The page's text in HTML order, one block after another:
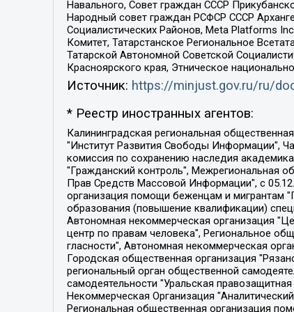
Навального, Совет граждан СССР
Народный совет граждан РСФСР СССР
Социалистических Районов, Meta Platforms
Комитет, Татарстанское Региональное
Татарской Автономной Советской
Красноярского края, Этническое
Источник: https://minjust.gov.ru/ru/
* Реестр иностранных агентов:
Калининградская региональная общественная организация "Экозащита!-Женсовет", Фонд содействия защите прав и свобод граждан "Общественный вердикт", Фонд "Институт Развития Свободы Информации", Частное учреждение "Информационное агентство МЕМО. РУ", Региональная общественная организация "Общественная комиссия по сохранению наследия академика Сахарова", Фонд поддержки свободы прессы, Санкт-Петербургская общественная правозащитная организация "Гражданский контроль", Межрегиональная общественная организация "Информационно-просветительский центр "Мемориал", Региональный Фонд "Центр Защиты Прав Средств Массовой Информации", с 05.12.2023 Фонд "Центр Защиты Прав Средств массовой информации", Региональная общественная благотворительная организация помощи беженцам и мигрантам "Гражданское содействие", Негосударственное образовательное учреждение дополнительного профессионального образования (повышение квалификации) специалистов "АКАДЕМИЯ ПО ПРАВАМ ЧЕЛОВЕКА", Свердловская региональная общественная организация "Сутяжник", Автономная некоммерческая организация "Центр независимых социологических исследований", Союз общественных объединений "Российский исследовательский центр по правам человека", Региональное общественное учреждение научно-информационный центр "МЕМОРИАЛ", Некоммерческая организация "Фонд защиты гласности", Автономная некоммерческая организация "Институт прав человека", Городская общественная организация "Екатеринбургское общество "МЕМОРИАЛ", Городская общественная организация "Рязанское историко-просветительское и правозащитное общество "Мемориал" (Рязанский Мемориал), Челябинский региональный орган общественной самодеятельности – женское общественное объединение "Женщины Евразии", Челябинский региональный орган общественной самодеятельности "Уральская правозащитная группа", Фонд содействия защите здоровья и социальной справедливости имени Андрея Рылькова, Автономная Некоммерческая Организация "Аналитический Центр Юрия Левады", Автономная некоммерческая организация социальной поддержки населения "Проект Апрель", Региональная общественная организация помощи женщинам и детям, находящимся в кризисной ситуации "Информационно-методический центр "Анна", Фонд содействия развитию массовых коммуникаций и правовому просвещению "Так-так-Так", Фонд содействия устойчивому развитию "Серебряная тайга", Свердловский региональный общественный фонд социальных проектов "Новое время", "Idel.Реалии", Кавказ.Реалии, Крым.Реалии, Телеканал Настоящее Время, Татаро-башкирская служба Радио Свобода (Azatliq Radiosi), Радио Свободная Европа/Радио Свобода (PCE/PC), "Сибирь.Реалии", "Фактограф", Благотворительный фонд помощи осужденным и их семьям, Автономная